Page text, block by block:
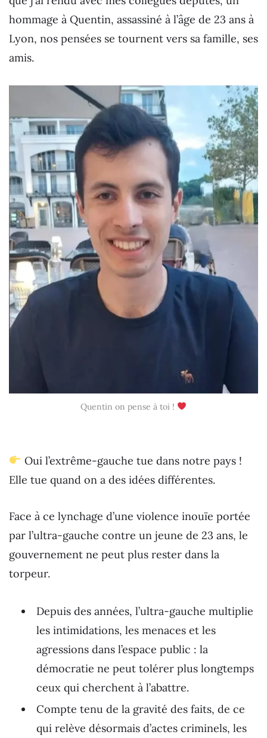
hommage à Quentin, assassiné à l’âge de 23 ans à
Lyon, nos pensées se tournent vers sa famille, ses
amis.
Quentin on pense à toi !
Oui l’extrême-gauche tue dans notre pays !
Elle tue quand on a des idées différentes.
Face à ce lynchage d’une violence inouïe portée
par l’ultra-gauche contre un jeune de 23 ans, le
gouvernement ne peut plus rester dans la
torpeur.
Depuis des années, l’ultra-gauche multiplie
les intimidations, les menaces et les
agressions dans l’espace public : la
démocratie ne peut tolérer plus longtemps
ceux qui cherchent à l’abattre.
Compte tenu de la gravité des faits, de ce
qui relève désormais d’actes criminels, les